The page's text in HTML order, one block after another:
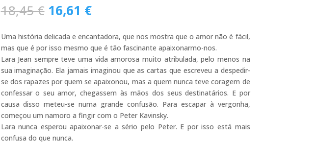
18,45€ O
preço
original
era:
18,45 €.
16,61 €O
preço
atual
é:
16,61 €.
Uma história delicada e encantadora, que nos mostra que o amor não é fácil,
mas que é por isso mesmo que é tão fascinante apaixonarmo-nos.
Lara Jean sempre teve uma vida amorosa muito atribulada, pelo menos na
sua imaginação. Ela jamais imaginou que as cartas que escreveu a despedir-
se dos rapazes por quem se apaixonou, mas a quem nunca teve coragem de
confessar o seu amor, chegassem às mãos dos seus destinatários. E por
causa disso meteu-se numa grande confusão. Para escapar à vergonha,
começou um namoro a fingir com o Peter Kavinsky.
Lara nunca esperou apaixonar-se a sério pelo Peter. E por isso está mais
confusa do que nunca.